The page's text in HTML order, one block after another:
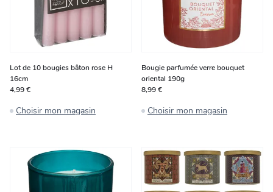
Lot de 10 bougies bâton rose H
16cm
4,99 €
Choisir mon magasin
Bougie parfumée verre bouquet
oriental 190g
8,99 €
Choisir mon magasin